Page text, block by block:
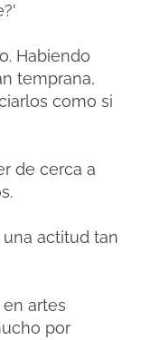
Habiendo
temprana,
como si
de cerca a
actitud tan
artes
por